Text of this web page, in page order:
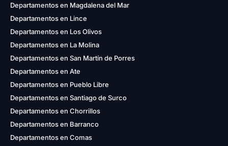
Departamentos en Magdalena del Mar
Departamentos en Lince
Departamentos en Los Olivos
Departamentos en La Molina
Departamentos en San Martín de Porres
Departamentos en Ate
Departamentos en Pueblo Libre
Departamentos en Santiago de Surco
Departamentos en Chorrillos
Departamentos en Barranco
Departamentos en Comas